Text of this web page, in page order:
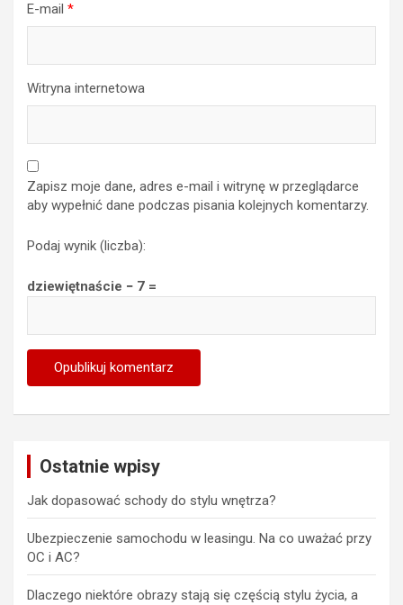
E-mail *
Witryna internetowa
Zapisz moje dane, adres e-mail i witrynę w przeglądarce
aby wypełnić dane podczas pisania kolejnych komentarzy.
Podaj wynik (liczba):
dziewiętnaście − 7 =
Ostatnie wpisy
Jak dopasować schody do stylu wnętrza?
Ubezpieczenie samochodu w leasingu. Na co uważać przy
OC i AC?
Dlaczego niektóre obrazy stają się częścią stylu życia, a